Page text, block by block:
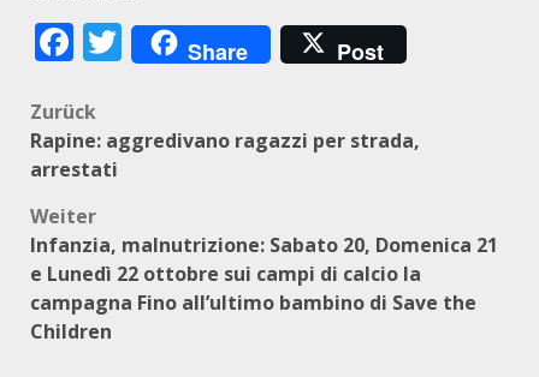
Facebook
Twitter
Share Post
Beitragsnavigation
Zurück
Rapine: aggredivano ragazzi per strada,
arrestati
Weiter
Infanzia, malnutrizione: Sabato 20, Domenica 21
e Lunedì 22 ottobre sui campi di calcio la
campagna Fino all’ultimo bambino di Save the
Children